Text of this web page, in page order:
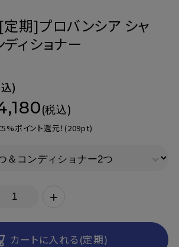
[定期]プロバンシア シャ
ィショナー
)
(税込)
ポイント還元！ (209pt)
+
カートに入れる(定期)